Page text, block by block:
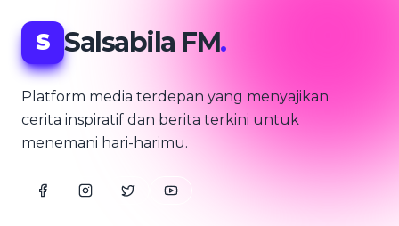
S Salsabila FM.
Platform media terdepan yang menyajikan
cerita inspiratif dan berita terkini untuk
menemani hari-harimu.